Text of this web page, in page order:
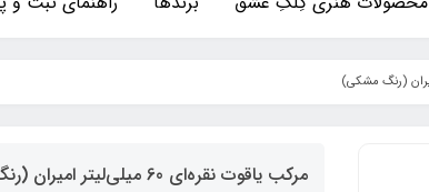
مرکب یاقوت نقره‌ای 60 میلی‌لیتر امیران (رنگ مشکی)